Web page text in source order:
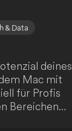
& Data
deines
Mac mit
für Profis
Bereichen